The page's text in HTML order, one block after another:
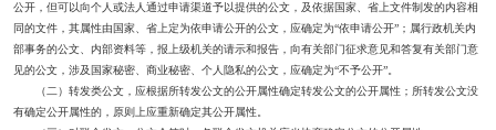
公开，但可以向个人或法人通过申请渠道予以提供的公文，及依据国家、省上文件制发的内容相
同的文件，其属性由国家、省上定为依申请公开的公文，应确定为“依申请公开”；属行政机关内
部事务的公文、内部资料等，报上级机关的请示和报告，向有关部门征求意见和答复有关部门意
见的公文，涉及国家秘密、商业秘密、个人隐私的公文，应确定为“不予公开”。
（二）转发类公文，应根据所转发公文的公开属性确定转发公文的公开属性；所转发公文没
有确定公开属性的，原则上应重新确定其公开属性。